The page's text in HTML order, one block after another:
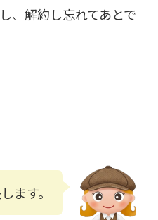
、解約し忘れてあとで
ます。